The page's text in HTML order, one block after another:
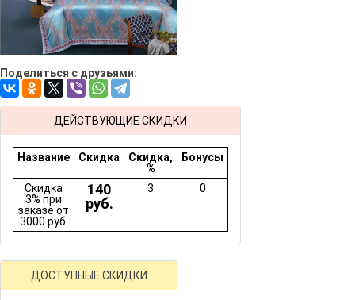
Поделиться с друзьями:
ДЕЙСТВУЮЩИЕ СКИДКИ
Название Скидка
Скидка,
%
Бонусы
Скидка
3% при
заказе от
3000 руб.
140
руб.
3 0
ДОСТУПНЫЕ СКИДКИ